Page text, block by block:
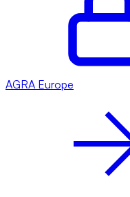
AGRA Europe